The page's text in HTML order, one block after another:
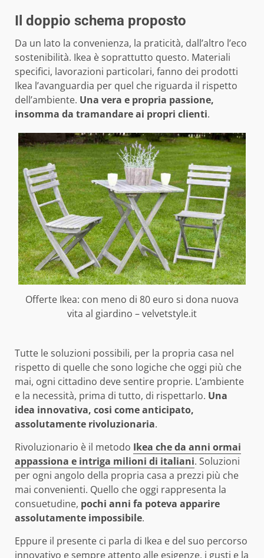
Il doppio schema proposto
Da un lato la convenienza, la praticità, dall’altro l’eco
sostenibilità. Ikea è soprattutto questo. Materiali
specifici, lavorazioni particolari, fanno dei prodotti
Ikea l’avanguardia per quel che riguarda il rispetto
dell’ambiente. Una vera e propria passione,
insomma da tramandare ai propri clienti.
Offerte Ikea: con meno di 80 euro si dona nuova
vita al giardino – velvetstyle.it
Tutte le soluzioni possibili, per la propria casa nel
rispetto di quelle che sono logiche che oggi più che
mai, ogni cittadino deve sentire proprie. L’ambiente
e la necessità, prima di tutto, di rispettarlo. Una
idea innovativa, cosi come anticipato,
assolutamente rivoluzionaria.
Rivoluzionario è il metodo Ikea che da anni ormai
appassiona e intriga milioni di italiani. Soluzioni
per ogni angolo della propria casa a prezzi più che
mai convenienti. Quello che oggi rappresenta la
consuetudine, pochi anni fa poteva apparire
assolutamente impossibile.
Eppure il presente ci parla di Ikea e del suo percorso
innovativo e sempre attento alle esigenze, i gusti e la